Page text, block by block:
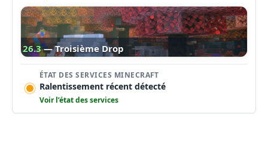
26.3 — Troisième Drop
ÉTAT DES SERVICES MINECRAFT
Ralentissement récent détecté
Voir l’état des services